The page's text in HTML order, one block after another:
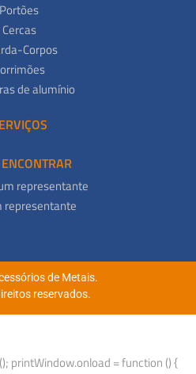
Portões
Cercas
Corpos
de alumínio
representante
representante
de Metais.
reservados.
printWindow.onload = function () {